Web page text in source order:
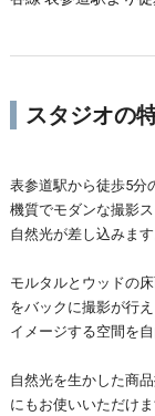
スタジオの
表参道駅から徒歩5分
機質でモダンな撮影
自然光が差し込みます
モルタルとウッドの
をバックに撮影が行
イメージする空間を
自然光を生かした商
にもお使いいただけ